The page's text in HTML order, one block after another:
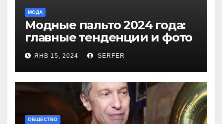
МОДА
Модные пальто 2024 года:
главные тенденции и фото
новинок
ЯНВ 15, 2024 SERFER
ОБЩЕСТВО